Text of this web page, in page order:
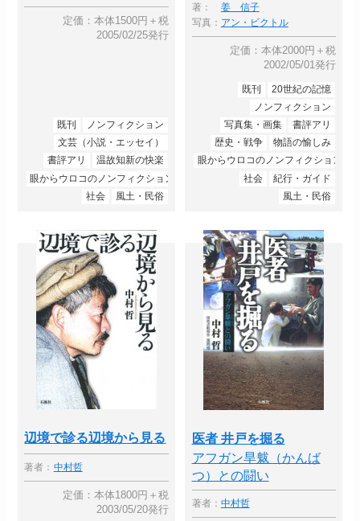
定価：本体1500円＋税
2005/02/25発行
既刊
ノンフィクション
文芸（小説・エッセイ）
書評アリ
温故知新の快楽
眼からウロコのノンフィクション
社会
風土・民俗
著：
姜 信子
写真： アン・ビクトル
定価：本体2000円＋税
2002/05/01発行
既刊
20世紀の記憶
ノンフィクション
写真集・画集
書評アリ
歴史・戦争
物語の愉しみ
眼からウロコのノンフィクション
社会
紀行・ガイド
風土・民俗
辺境で診る辺境から見る
著者： 中村哲
定価：本体1800円＋税
2003/05/20発行
医者 井戸を掘る
アフガン旱魃（かんば
つ）との闘い
著者： 中村哲